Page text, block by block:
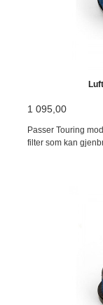
1 095,00
Passer Touring
filter som kan